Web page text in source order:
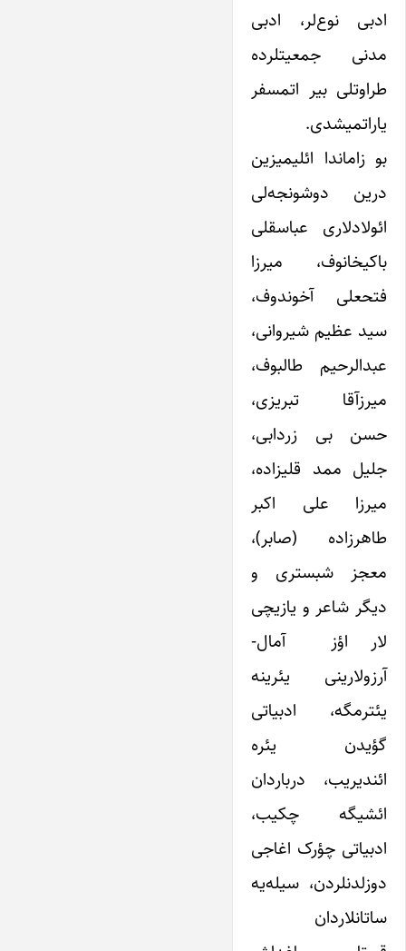
ادبی نوع‌لر، ادبی
مدنی جمعیتلرده
طراوتلی بیر اتمسفر
یاراتمیشدی.
بو زاماندا ائلیمیزین
درین دوشونجه‌لی
ائولادلاری عباسقلی
باکیخانوف، میرزا
فتحعلی آخوندوف،
سید عظیم شیروانی،
عبدالرحیم طالبوف،
میرزآقا تبریزی،
حسن بی زردابی،
جلیل ممد قلیزاده،
میرزا علی اکبر
طاهرزاده (صابر)،
معجز شبستری و
دیگر شاعر و یازیچی
لار اؤز آمال-
آرزولارینی یئرینه
یئترمگه، ادبیاتی
گؤیدن یئره
ائندیریب، درباردان
ائشیگه چکیب،
ادبیاتی چؤرک اغاجی
دوزلدنلردن، سیله‌یه
ساتانلاردان